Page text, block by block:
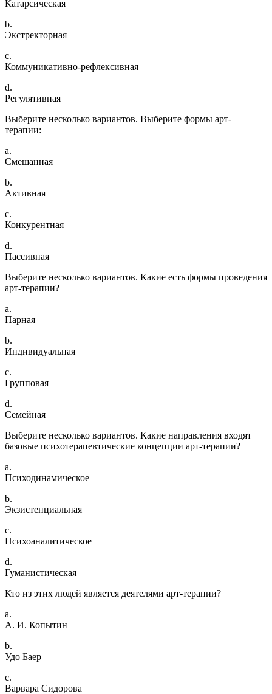
Катарсическая
b.
Экстректорная
c.
Коммуникативно-рефлексивная
d.
Регулятивная
Выберите несколько вариантов. Выберите формы арт-
терапии:
a.
Смешанная
b.
Активная
c.
Конкурентная
d.
Пассивная
Выберите несколько вариантов. Какие есть формы проведения
арт-терапии?
a.
Парная
b.
Индивидуальная
c.
Групповая
d.
Семейная
Выберите несколько вариантов. Какие направления входят
базовые психотерапевтические концепции арт-терапии?
a.
Психодинамическое
b.
Экзистенциальная
c.
Психоаналитическое
d.
Гуманистическая
Кто из этих людей является деятелями арт-терапии?
a.
А. И. Копытин
b.
Удо Баер
c.
Варвара Сидорова